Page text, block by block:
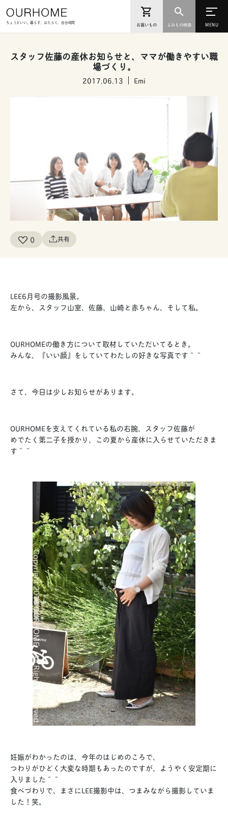
ちょうどいい。暮らす、はたらく、自分時間
スタッフ佐藤の産休お知らせと、ママが働きやすい職
場づくり。
2017.06.13 Emi
0 共有
LEE6月号の撮影風景。
左から、スタッフ山室、佐藤、山崎と赤ちゃん、そして私。
OURHOMEの働き方について取材していただいてるとき。
みんな、『いい顔』をしていてわたしの好きな写真です＾＾
さて、今日は少しお知らせがあります。
OURHOMEを支えてくれている私の右腕、スタッフ佐藤が
めでたく第二子を授かり、この夏から産休に入らせていただきま
す＾＾
妊娠がわかったのは、今年のはじめのころで、
つわりがひどく大変な時期もあったのですが、ようやく安定期に
入りました＾＾
食べづわりで、まさにLEE撮影中は、つまみながら撮影していま
した！笑。
お買いもの よみもの検索